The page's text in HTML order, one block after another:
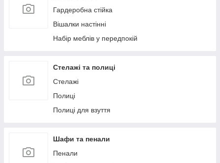
Гардеробна стійка
Вішалки настінні
Набір меблів у передпокій
Стелажі та полиці
Стелажі
Полиці
Полиці для взуття
Шафи та пенали
Пенали